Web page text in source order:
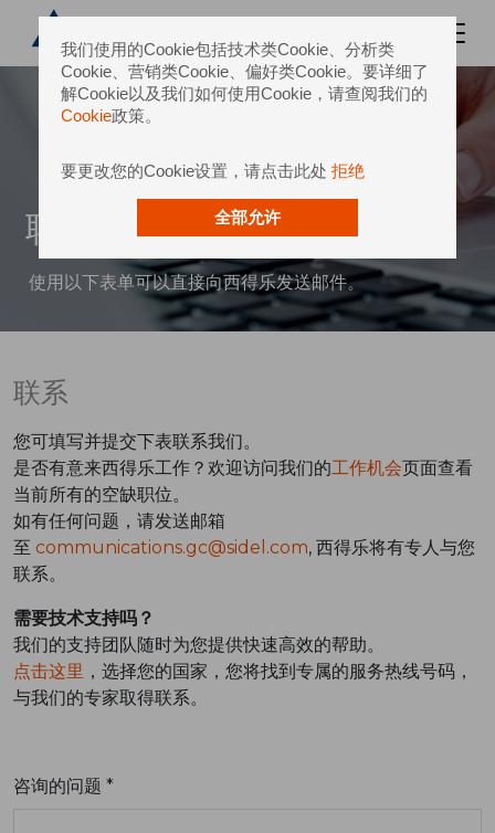
我们使用的Cookie包括技术类Cookie、分析类
Cookie、营销类Cookie、偏好类Cookie。要详细了
解Cookie以及我们如何使用Cookie，请查阅我们的
Cookie政策。
要更改您的Cookie设置，请点击此处 拒绝
全部允许
联系我们
使用以下表单可以直接向西得乐发送邮件。
联系
您可填写并提交下表联系我们。
是否有意来西得乐工作？欢迎访问我们的工作机会页面查看
当前所有的空缺职位。
如有任何问题，请发送邮箱
至 communications.gc@sidel.com, 西得乐将有专人与您
联系。
需要技术支持吗？
我们的支持团队随时为您提供快速高效的帮助。
点击这里 ，选择您的国家，您将找到专属的服务热线号码，
与我们的专家取得联系。
咨询的问题 *